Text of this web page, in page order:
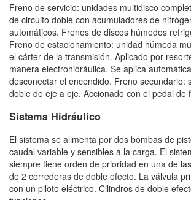
Freno de servicio: unidades multidisco
de circuito doble con acumuladores de
automáticos. Frenos de discos húmedos
Freno de estacionamiento: unidad húmeda
el cárter de la transmisión. Aplicado por
manera electrohidráulica. Se aplica
desconectar el encendido. Freno secundario:
doble de eje a eje. Accionado con el pedal de
Sistema Hidráulico
El sistema se alimenta por dos bombas de
caudal variable y sensibles a la carga. El
siempre tiene orden de prioridad en una de
de 2 correderas de doble efecto. La válvula
con un piloto eléctrico. Cilindros de doble